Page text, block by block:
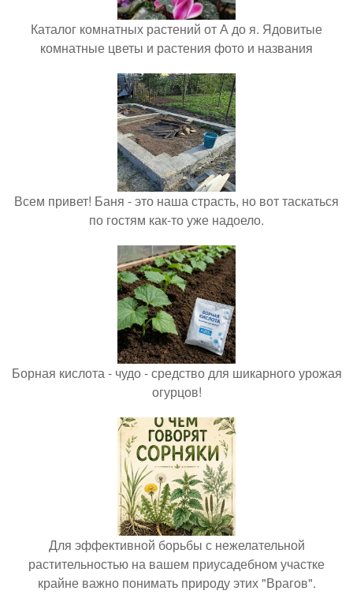
Каталог комнатных растений от А до я. Ядовитые
комнатные цветы и растения фото и названия
Всем привет! Баня - это наша страсть, но вот таскаться
по гостям как-то уже надоело.
Борная кислота - чудо - средство для шикарного урожая
огурцов!
Для эффективной борьбы с нежелательной
растительностью на вашем приусадебном участке
крайне важно понимать природу этих "Врагов".